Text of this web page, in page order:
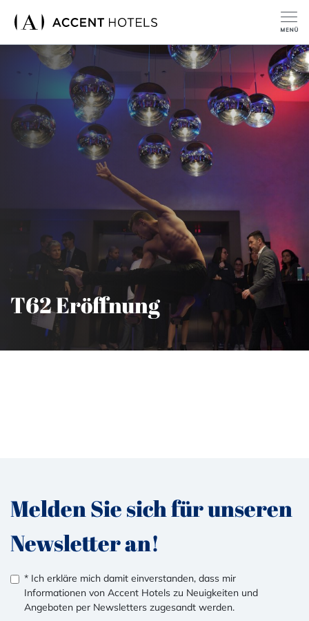
T62 Eröffnung
Melden Sie sich für unseren
Newsletter an!
* Ich erkläre mich damit einverstanden, dass mir
Informationen von Accent Hotels zu Neuigkeiten und
Angeboten per Newsletters zugesandt werden.